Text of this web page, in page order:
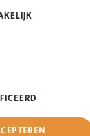
https:// https://